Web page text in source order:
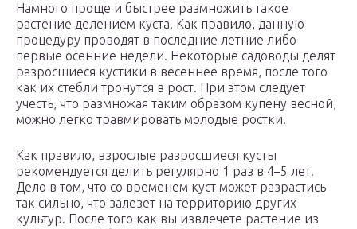
Намного проще и быстрее размножить такое
растение делением куста. Как правило, данную
процедуру проводят в последние летние либо
первые осенние недели. Некоторые садоводы делят
разросшиеся кустики в весеннее время, после того
как их стебли тронутся в рост. При этом следует
учесть, что размножая таким образом купену весной,
можно легко травмировать молодые ростки.
Как правило, взрослые разросшиеся кусты
рекомендуется делить регулярно 1 раз в 4–5 лет.
Дело в том, что со временем куст может разрастись
так сильно, что залезет на территорию других
культур. После того как вы извлечете растение из